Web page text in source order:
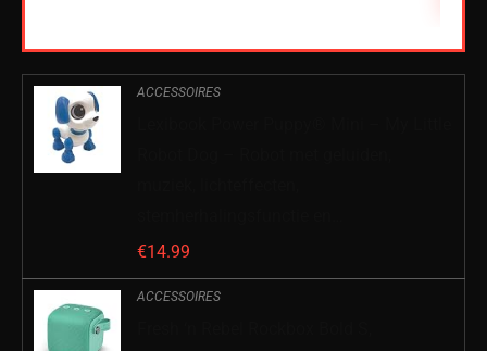
ACCESSOIRES
€14.99
ACCESSOIRES